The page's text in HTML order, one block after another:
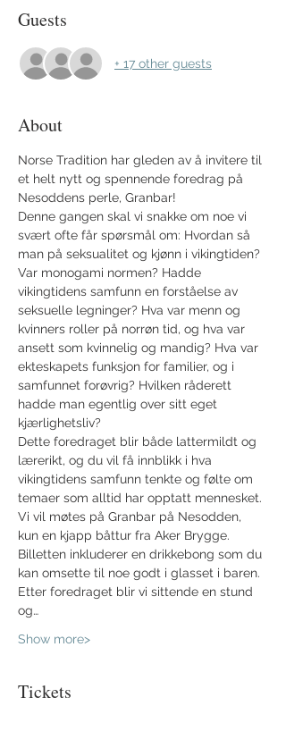
Guests
+ 17 other guests
About
Norse Tradition har gleden av å invitere til
et helt nytt og spennende foredrag på
Nesoddens perle, Granbar!
Denne gangen skal vi snakke om noe vi
svært ofte får spørsmål om: Hvordan så
man på seksualitet og kjønn i vikingtiden?
Var monogami normen? Hadde
vikingtidens samfunn en forståelse av
seksuelle legninger? Hva var menn og
kvinners roller på norrøn tid, og hva var
ansett som kvinnelig og mandig? Hva var
ekteskapets funksjon for familier, og i
samfunnet forøvrig? Hvilken råderett
hadde man egentlig over sitt eget
kjærlighetsliv?
Dette foredraget blir både lattermildt og
lærerikt, og du vil få innblikk i hva
vikingtidens samfunn tenkte og følte om
temaer som alltid har opptatt mennesket.
Vi vil møtes på Granbar på Nesodden,
kun en kjapp båttur fra Aker Brygge.
Billetten inkluderer en drikkebong som du
kan omsette til noe godt i glasset i baren.
Etter foredraget blir vi sittende en stund
og…
Show more>
Tickets